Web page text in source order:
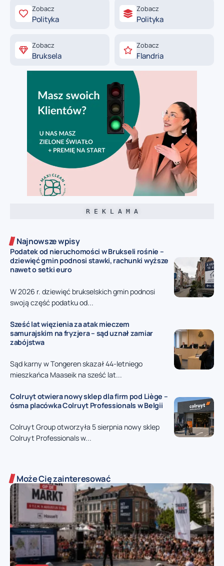
Zobacz
Polityka
Zobacz
Polityka
Zobacz
Bruksela
Zobacz
Flandria
R E K L A M A
Najnowsze wpisy
Podatek od nieruchomości w Brukseli rośnie –
dziewięć gmin podnosi stawki, rachunki wyższe
nawet o setki euro
W 2026 r. dziewięć brukselskich gmin podnosi
swoją część podatku od...
Sześć lat więzienia za atak mieczem
samurajskim na fryzjera – sąd uznał zamiar
zabójstwa
Sąd karny w Tongeren skazał 44-letniego
mieszkańca Maaseik na sześć lat...
Colruyt otwiera nowy sklep dla firm pod Liège –
ósma placówka Colruyt Professionals w Belgii
Colruyt Group otworzyła 5 sierpnia nowy sklep
Colruyt Professionals w...
Może Cię zainteresować